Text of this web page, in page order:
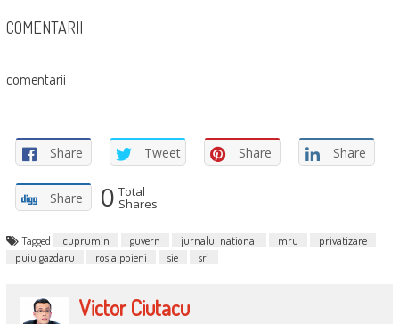
COMENTARII
comentarii
Share Tweet Share Share
Share 0 Total
Shares
Tagged cuprumin guvern jurnalul national mru
privatizare
puiu gazdaru
rosia poieni sie sri
Victor Ciutacu